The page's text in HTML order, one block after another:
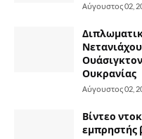
Αύγουστος 02,
Ουάσιγκτον
Ουκρανίας
Αύγουστος 02,
Βίντεο
εμπρηστής